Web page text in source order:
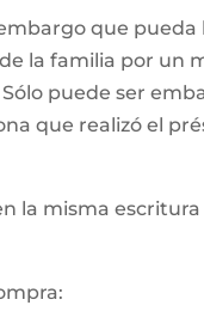
que
la familia por un
puede ser
que realizó el
la misma